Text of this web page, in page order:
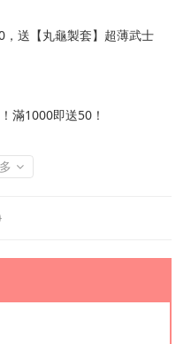
，送【丸龜製套】超薄武士
滿1000即送50！